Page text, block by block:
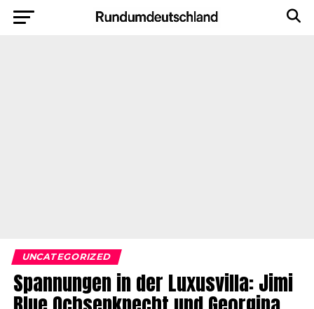
UNCATEGORIZED
Spannungen in der Luxusvilla: Jimi